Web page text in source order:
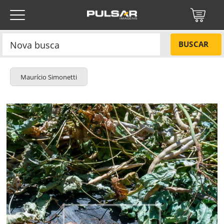
BUSCAR
Maurício Simonetti
Título do projeto
Códigos
Esqueci a senha
ENVIAR
Protegido por reCAPTCHA —Privacidade·Termos
NÃO
SIM
Título do projeto
Tamanho PR$ 57,00
Tamanho MR$ 114,00
Tamanho GR$ 171,00